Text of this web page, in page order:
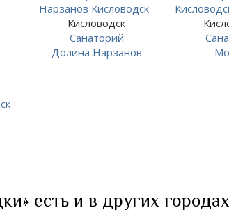
Кисловодск
Санаторий
Долина Нарзанов
есть и в других